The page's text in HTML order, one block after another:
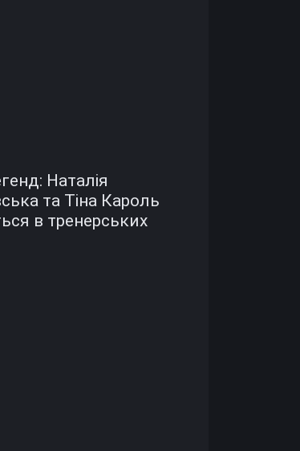
Наталія
та Тіна Кароль
в тренерських